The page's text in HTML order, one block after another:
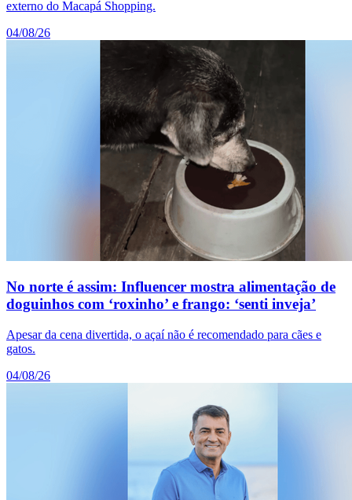
externo do Macapá Shopping.
04/08/26
No norte é assim: Influencer mostra alimentação de
doguinhos com ‘roxinho’ e frango: ‘senti inveja’
Apesar da cena divertida, o açaí não é recomendado para cães e
gatos.
04/08/26